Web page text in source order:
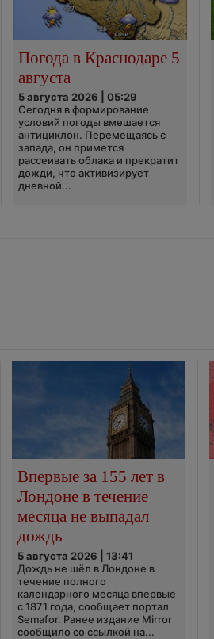
Погода в Краснодаре 5
августа
5 августа 2026 | 05:29
Сегодня в формирование
условий погоды вмешается
антициклон. Перемещаясь с
запада, он примется
рассеивать облака и прекратит
дожди, что активизирует
дневной...
Впервые за 155 лет в
Лондоне в течение
месяца не выпадал
дождь
5 августа 2026 | 13:41
Дождь не шёл в Лондоне в
течение полного
календарного месяца впервые
с 1871 года, сообщает портал
Semafor. Ранее издание Mirror
сообщило со ссылкой на...